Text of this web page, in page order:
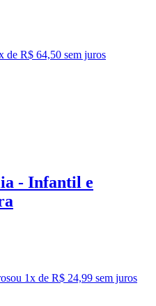
de R$ 64,50 sem juros
- Infantil e
ou 1x de R$ 24,99 sem juros